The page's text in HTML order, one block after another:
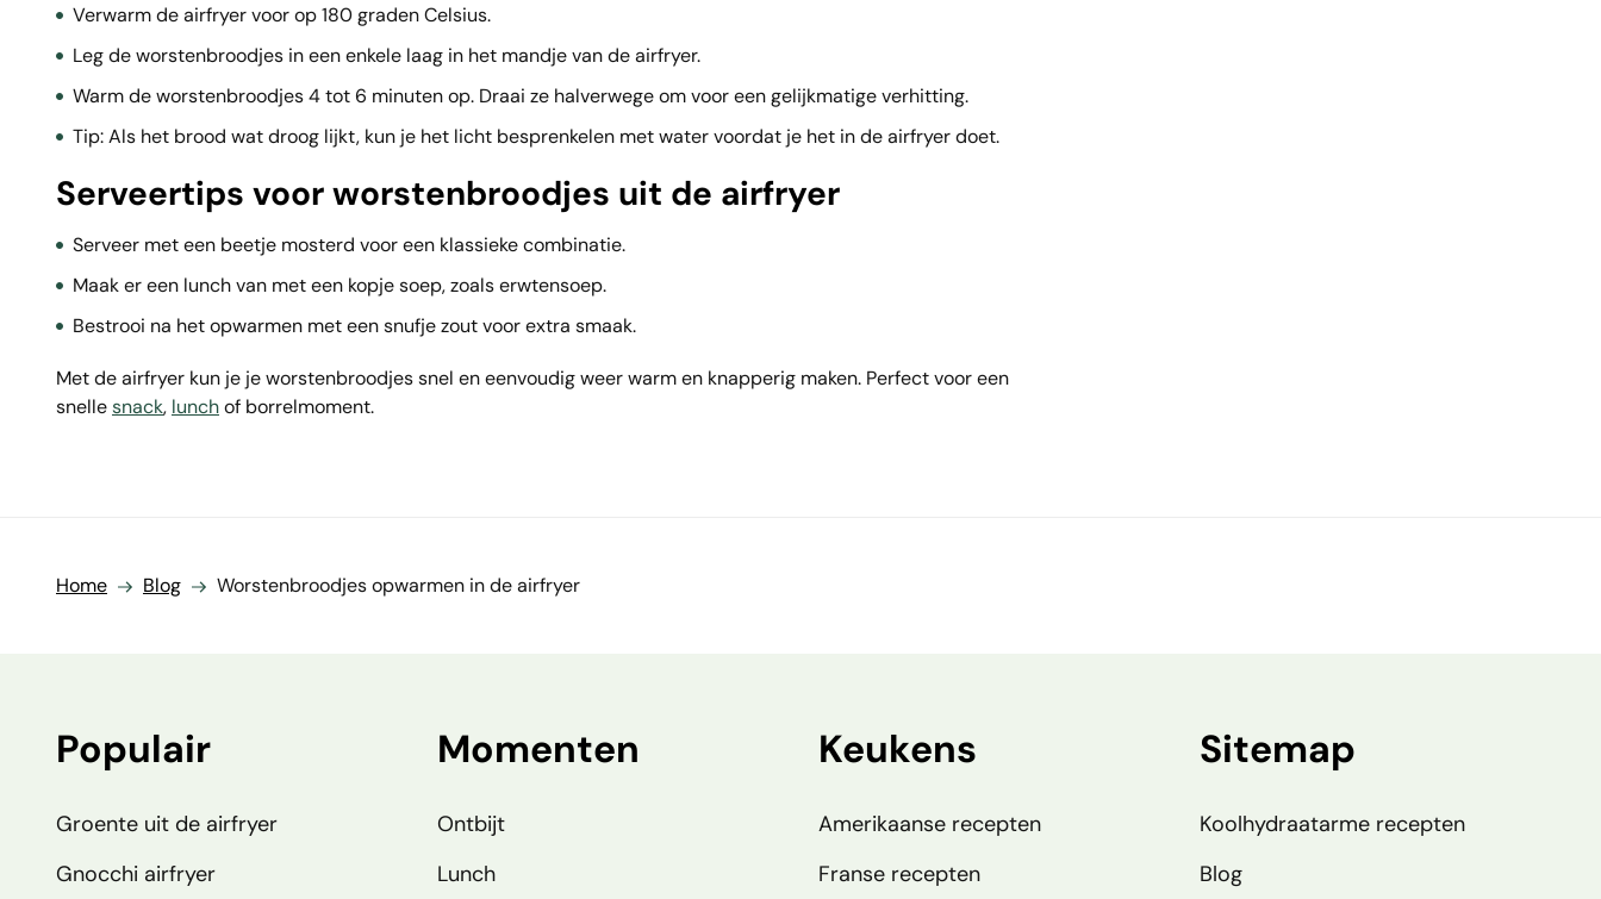
Verwarm de airfryer voor op 180 graden Celsius.
Leg de worstenbroodjes in een enkele laag in het mandje van de airfryer.
Warm de worstenbroodjes 4 tot 6 minuten op. Draai ze halverwege om voor een gelijkmatige verhitting.
Tip: Als het brood wat droog lijkt, kun je het licht besprenkelen met water voordat je het in de airfryer doet.
Serveertips voor worstenbroodjes uit de airfryer
Serveer met een beetje mosterd voor een klassieke combinatie.
Maak er een lunch van met een kopje soep, zoals erwtensoep.
Bestrooi na het opwarmen met een snufje zout voor extra smaak.
Met de airfryer kun je je worstenbroodjes snel en eenvoudig weer warm en knapperig maken. Perfect voor een
snellesnack, lunchof borrelmoment.
Home Blog Worstenbroodjes opwarmen in de airfryer
Populair
Groente uit de airfryer
Gnocchi airfryer
Momenten
Ontbijt
Lunch
Keukens
Amerikaanse recepten
Franse recepten
Sitemap
Koolhydraatarme recepten
Blog